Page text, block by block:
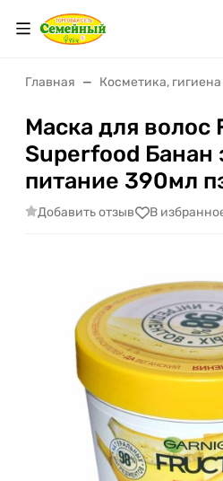
Главная Косметика,
Маска для волос
Superfood Банан
питание 390мл
Добавить отзыв В